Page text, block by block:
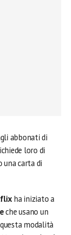
abbonati di
loro di
carta di
ha iniziato a
che usano un
modalità